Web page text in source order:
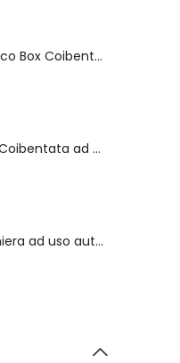
Monoblocco Box Coibentato Verniciato ad uso Ufficio - 4778
Struttura Coibentata ad uso Deposito - 4429
Box in lamiera ad uso autorimessa - 4134